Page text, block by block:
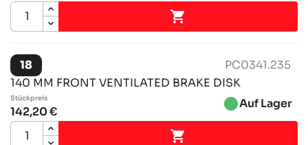

18
PC0341.235
140 MM FRONT VENTILATED BRAKE DISK
Stückpreis
142,20 € brightness_1Auf Lager
